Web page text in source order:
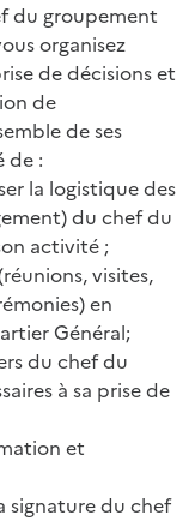
du groupement
organisez
de décisions et
de
de ses
de :
la logistique des
du chef du
activité ;
visites,
en
Général;
du chef du
à sa prise de
et
signature du chef